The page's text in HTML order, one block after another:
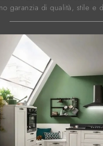
garanzia di qualità, stile e